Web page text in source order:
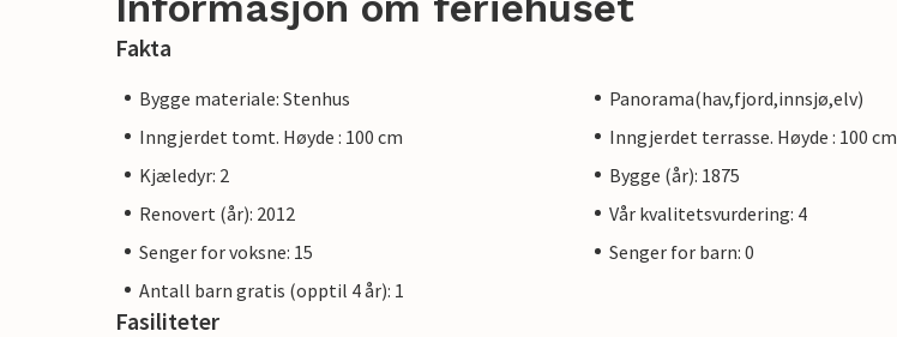
Fakta
Bygge materiale: Stenhus
Panorama(hav,fjord,innsjø,elv)
Inngjerdet tomt. Høyde : 100 cm
Inngjerdet terrasse. Høyde : 100 cm
Kjæledyr: 2
Bygge (år): 1875
Renovert (år): 2012
Vår kvalitetsvurdering: 4
Senger for voksne: 15
Senger for barn: 0
Antall barn gratis (opptil 4 år): 1
Fasiliteter